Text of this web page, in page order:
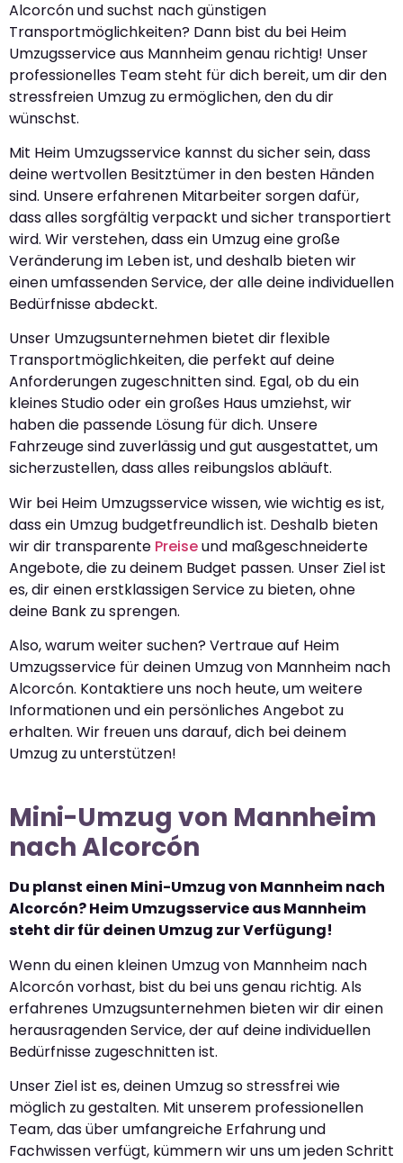
Alcorcón und suchst nach günstigen
Transportmöglichkeiten? Dann bist du bei Heim
Umzugsservice aus Mannheim genau richtig! Unser
professionelles Team steht für dich bereit, um dir den
stressfreien Umzug zu ermöglichen, den du dir
wünschst.
Mit Heim Umzugsservice kannst du sicher sein, dass
deine wertvollen Besitztümer in den besten Händen
sind. Unsere erfahrenen Mitarbeiter sorgen dafür,
dass alles sorgfältig verpackt und sicher transportiert
wird. Wir verstehen, dass ein Umzug eine große
Veränderung im Leben ist, und deshalb bieten wir
einen umfassenden Service, der alle deine individuellen
Bedürfnisse abdeckt.
Unser Umzugsunternehmen bietet dir flexible
Transportmöglichkeiten, die perfekt auf deine
Anforderungen zugeschnitten sind. Egal, ob du ein
kleines Studio oder ein großes Haus umziehst, wir
haben die passende Lösung für dich. Unsere
Fahrzeuge sind zuverlässig und gut ausgestattet, um
sicherzustellen, dass alles reibungslos abläuft.
Wir bei Heim Umzugsservice wissen, wie wichtig es ist,
dass ein Umzug budgetfreundlich ist. Deshalb bieten
wir dir transparente Preiseund maßgeschneiderte
Angebote, die zu deinem Budget passen. Unser Ziel ist
es, dir einen erstklassigen Service zu bieten, ohne
deine Bank zu sprengen.
Also, warum weiter suchen? Vertraue auf Heim
Umzugsservice für deinen Umzug von Mannheim nach
Alcorcón. Kontaktiere uns noch heute, um weitere
Informationen und ein persönliches Angebot zu
erhalten. Wir freuen uns darauf, dich bei deinem
Umzug zu unterstützen!
Mini-Umzug von Mannheim
nach Alcorcón
Du planst einen Mini-Umzug von Mannheim nach
Alcorcón? Heim Umzugsservice aus Mannheim
steht dir für deinen Umzug zur Verfügung!
Wenn du einen kleinen Umzug von Mannheim nach
Alcorcón vorhast, bist du bei uns genau richtig. Als
erfahrenes Umzugsunternehmen bieten wir dir einen
herausragenden Service, der auf deine individuellen
Bedürfnisse zugeschnitten ist.
Unser Ziel ist es, deinen Umzug so stressfrei wie
möglich zu gestalten. Mit unserem professionellen
Team, das über umfangreiche Erfahrung und
Fachwissen verfügt, kümmern wir uns um jeden Schritt